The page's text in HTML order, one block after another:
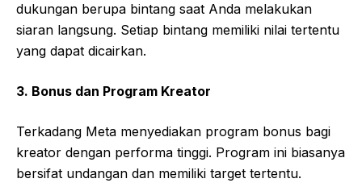
dukungan berupa bintang saat Anda melakukan
siaran langsung. Setiap bintang memiliki nilai tertentu
yang dapat dicairkan.
3. Bonus dan Program Kreator
Terkadang Meta menyediakan program bonus bagi
kreator dengan performa tinggi. Program ini biasanya
bersifat undangan dan memiliki target tertentu.